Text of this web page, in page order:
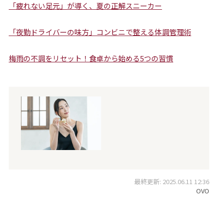
「疲れない足元」が導く、夏の正解スニーカー
「夜勤ドライバーの味方」コンビニで整える体調管理術
梅雨の不調をリセット！食卓から始める5つの習慣
最終更新: 2025.06.11 12:36
OVO